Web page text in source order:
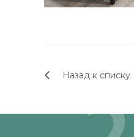
Назад к списку